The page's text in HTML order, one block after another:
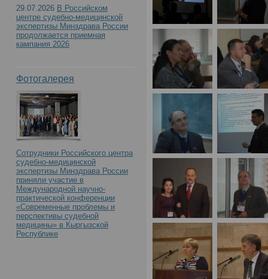
29.07.2026 В Российском
центре судебно-медицинской
экспертизы Минздрава России
продолжается приемная
кампания 2026
Фотогалерея
Сотрудники Российского центра
судебно-медицинской
экспертизы Минздрава России
приняли участие в
Международной научно-
практической конференции
«Современные проблемы и
перспективы судебной
медицины» в Кыргызской
Республике